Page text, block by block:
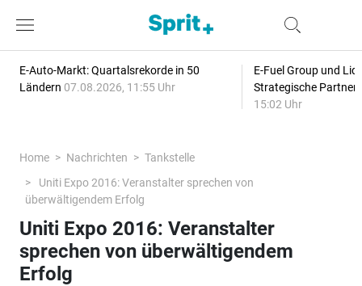
E-Auto-Markt: Quartalsrekorde in 50
Ländern 07.08.2026, 11:55 Uhr
E-Fuel Group und
Strategische
15:02 Uhr
Home Nachrichten
Tankstelle
Uniti Expo 2016: Veranstalter sprechen von
überwältigendem Erfolg
Uniti Expo 2016: Veranstalter
sprechen von überwältigendem
Erfolg